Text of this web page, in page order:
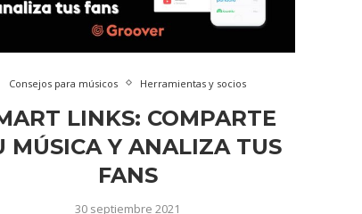
Consejos para músicos Herramientas y socios
LINKS: COMPARTE
MÚSICA Y ANALIZA TUS
FANS
30 septiembre 2021